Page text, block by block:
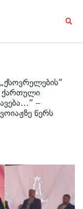
„ქსოვრელების“
ქართული
–
წერს